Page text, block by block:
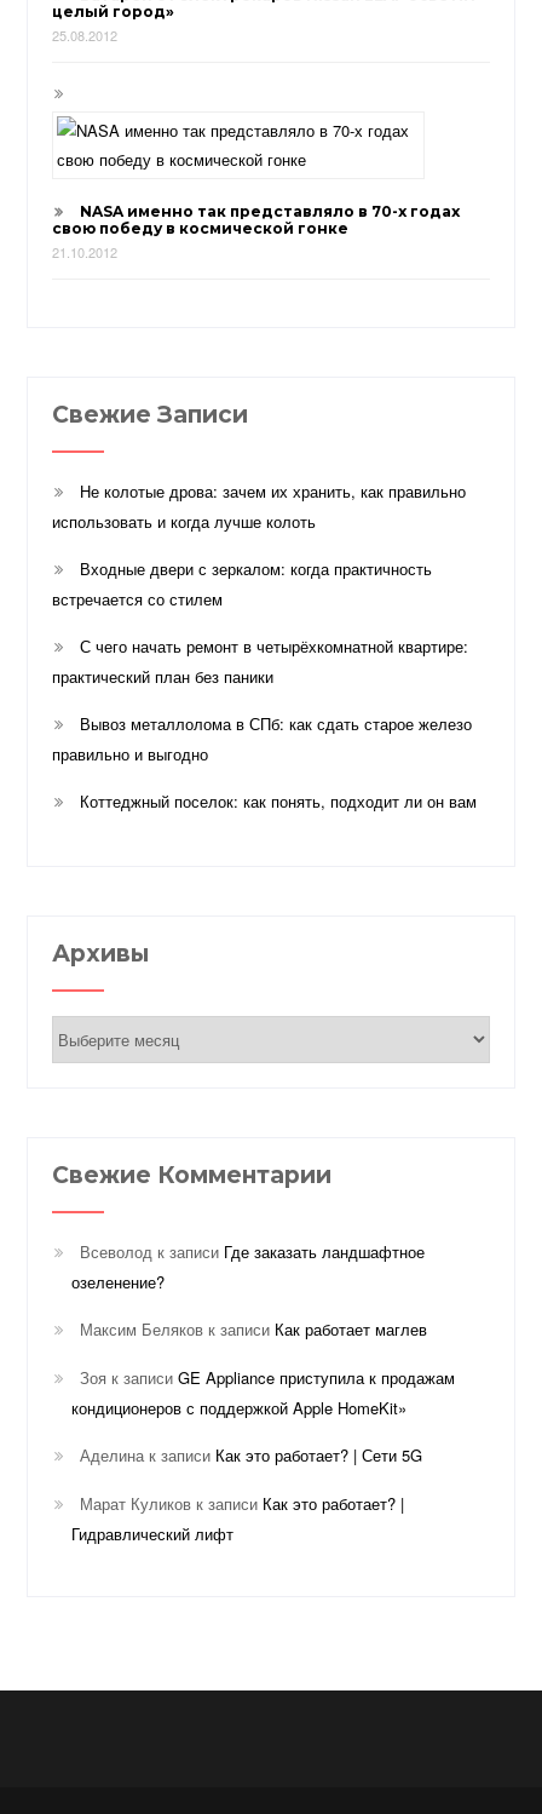
целый город»
25.08.2012
NASA именно так представляло в 70-х годах
свою победу в космической гонке
21.10.2012
Свежие Записи
Не колотые дрова: зачем их хранить, как правильно
использовать и когда лучше колоть
Входные двери с зеркалом: когда практичность
встречается со стилем
С чего начать ремонт в четырёхкомнатной квартире:
практический план без паники
Вывоз металлолома в СПб: как сдать старое железо
правильно и выгодно
Коттеджный поселок: как понять, подходит ли он вам
Архивы
Архивы
Свежие Комментарии
Всеволод к записи Где заказать ландшафтное
озеленение?
Максим Беляков к записи Как работает маглев
Зоя к записиGE Appliance приступила к продажам
кондиционеров с поддержкой Apple HomeKit»
Аделинак записи Как это работает? | Сети 5G
Марат Куликов к записи Как это работает? |
Гидравлический лифт